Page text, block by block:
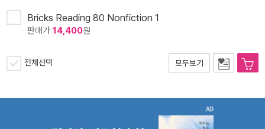
Bricks Reading 80 Nonfiction 1
판매가 14,400원
전체선택 모두보기